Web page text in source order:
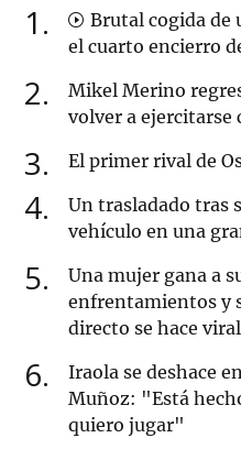
1
Brutal cogida de
el cuarto encierro
2
Mikel Merino
volver a ejercitarse
3 El primer rival de
4
Un trasladado tras
vehículo en una
5
Una mujer gana a
enfrentamientos y
directo se hace viral
6
Iraola se deshace
Muñoz: "Está
quiero jugar"